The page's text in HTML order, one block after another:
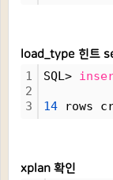
load_type 힌트
1
2
3
SQL>
14 rows
xplan 확인